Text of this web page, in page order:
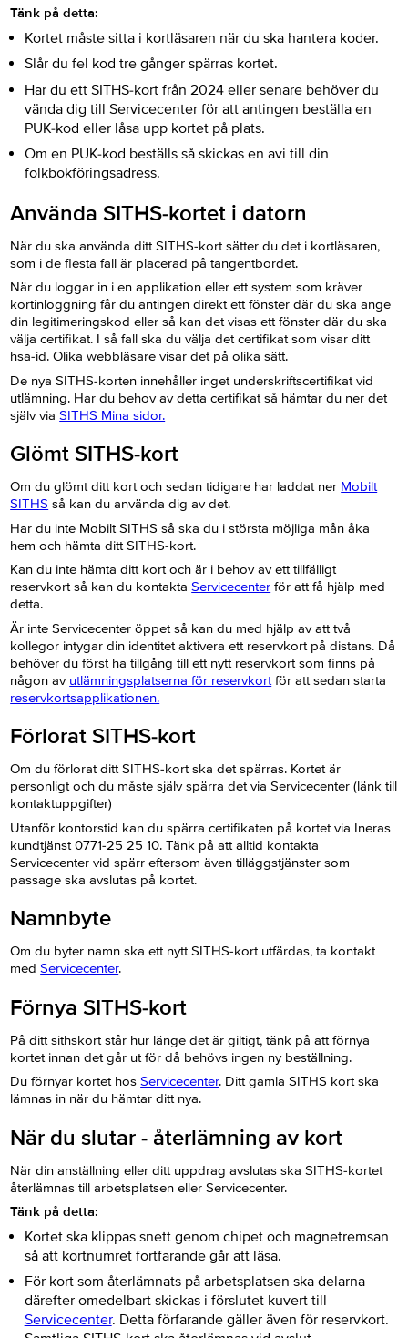
Tänk på detta:
Kortet måste sitta i kortläsaren när du ska hantera koder.
Slår du fel kod tre gånger spärras kortet.
Har du ett SITHS-kort från 2024 eller senare behöver du
vända dig till Servicecenter för att antingen beställa en
PUK-kod eller låsa upp kortet på plats.
Om en PUK-kod beställs så skickas en avi till din
folkbokföringsadress.
Använda SITHS-kortet i datorn
När du ska använda ditt SITHS-kort sätter du det i kortläsaren,
som i de flesta fall är placerad på tangentbordet.
När du loggar in i en applikation eller ett system som kräver
kortinloggning får du antingen direkt ett fönster där du ska ange
din legitimeringskod eller så kan det visas ett fönster där du ska
välja certifikat. I så fall ska du välja det certifikat som visar ditt
hsa-id. Olika webbläsare visar det på olika sätt.
De nya SITHS-korten innehåller inget underskriftscertifikat vid
utlämning. Har du behov av detta certifikat så hämtar du ner det
själv viaSITHS Mina sidor.
Glömt SITHS-kort
Om du glömt ditt kort och sedan tidigare har laddat ner Mobilt
SITHS så kan du använda dig av det.
Har du inte Mobilt SITHS så ska du i största möjliga mån åka
hem och hämta ditt SITHS-kort.
Kan du inte hämta ditt kort och är i behov av ett tillfälligt
reservkort så kan du kontaktaServicecenter för att få hjälp med
detta.
Är inte Servicecenter öppet så kan du med hjälp av att två
kollegor intygar din identitet aktivera ett reservkort på distans. Då
behöver du först ha tillgång till ett nytt reservkort som finns på
någon av utlämningsplatserna för reservkortför att sedan starta
reservkortsapplikationen.
Förlorat SITHS-kort
Om du förlorat ditt SITHS-kort ska det spärras. Kortet är
personligt och du måste själv spärra det via Servicecenter (länk till
kontaktuppgifter)
Utanför kontorstid kan du spärra certifikaten på kortet via Ineras
kundtjänst 0771-25 25 10. Tänk på att alltid kontakta
Servicecenter vid spärr eftersom även tilläggstjänster som
passage ska avslutas på kortet.
Namnbyte
Om du byter namn ska ett nytt SITHS-kort utfärdas, ta kontakt
medServicecenter.
Förnya SITHS-kort
På ditt sithskort står hur länge det är giltigt, tänk på att förnya
kortet innan det går ut för då behövs ingen ny beställning.
Du förnyar kortet hosServicecenter. Ditt gamla SITHS kort ska
lämnas in när du hämtar ditt nya.
När du slutar - återlämning av kort
När din anställning eller ditt uppdrag avslutas ska SITHS-kortet
återlämnas till arbetsplatsen eller Servicecenter.
Tänk på detta:
Kortet ska klippas snett genom chipet och magnetremsan
så att kortnumret fortfarande går att läsa.
För kort som återlämnats på arbetsplatsen ska delarna
därefter omedelbart skickas i förslutet kuvert till
Servicecenter. Detta förfarande gäller även för reservkort.